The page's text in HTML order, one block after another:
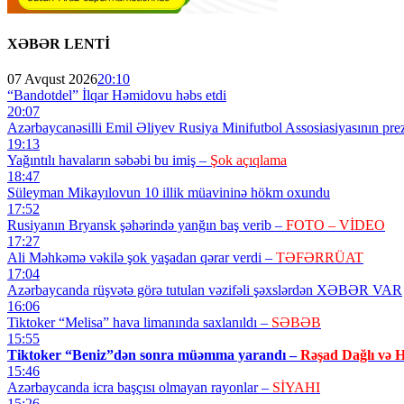
XƏBƏR LENTİ
07 Avqust 202620:10
“Bandotdel” İlqar Həmidovu həbs etdi
20:07
Azərbaycanəsilli Emil Əliyev Rusiya Minifutbol Assosiasiyasının
19:13
Yağıntılı havaların səbəbi bu imiş – Şok açıqlama
18:47
Süleyman Mikayılovun 10 illik müavininə hökm oxundu
17:52
Rusiyanın Bryansk şəhərində yanğın baş verib – FOTO – VİDEO
17:27
Ali Məhkəmə vəkilə şok yaşadan qərar verdi – TƏFƏRRÜAT
17:04
Azərbaycanda rüşvətə görə tutulan vəzifəli şəxslərdən XƏBƏR VAR
16:06
Tiktoker “Melisa” hava limanında saxlanıldı – SƏBƏB
15:55
Tiktoker “Beniz”dən sonra müəmma yarandı –Rəşad Dağlı və
15:46
Azərbaycanda icra başçısı olmayan rayonlar – SİYAHI